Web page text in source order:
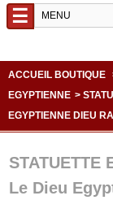
☰
ACCUEIL BOUTIQUE
EGYPTIENNE >
EGYPTIENNE DIEU RA
STATUETTE
Le Dieu